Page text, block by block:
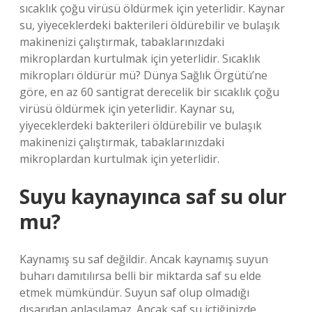
sıcaklık çoğu virüsü öldürmek için yeterlidir. Kaynar
su, yiyeceklerdeki bakterileri öldürebilir ve bulaşık
makinenizi çalıştırmak, tabaklarınızdaki
mikroplardan kurtulmak için yeterlidir. Sıcaklık
mikropları öldürür mü? Dünya Sağlık Örgütü’ne
göre, en az 60 santigrat derecelik bir sıcaklık çoğu
virüsü öldürmek için yeterlidir. Kaynar su,
yiyeceklerdeki bakterileri öldürebilir ve bulaşık
makinenizi çalıştırmak, tabaklarınızdaki
mikroplardan kurtulmak için yeterlidir.
Suyu kaynayınca saf su olur
mu?
Kaynamış su saf değildir. Ancak kaynamış suyun
buharı damıtılırsa belli bir miktarda saf su elde
etmek mümkündür. Suyun saf olup olmadığı